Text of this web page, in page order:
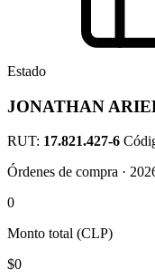
Estado
JONATHAN
RUT: 17.821.427-6
Órdenes de compra ·
0
Monto total (CLP)
$0